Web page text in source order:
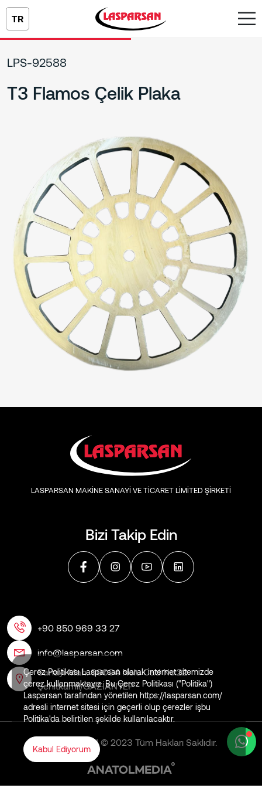
TR
LPS-92588
T3 Flamos Çelik Plaka
Bizi Takip Edin
LASPARSAN MAKİNE SANAYİ VE TİCARET LİMİTED ŞİRKETİ
+90 850 969 33 27
info@lasparsan.com
Sanayi Mah. 60004 Nolu Cad No:22
Şehitkamil/GAZİANTEP
LASPARSAN © 2023 Tüm Hakları Saklıdır.
Çerez Politikası Lasparsan olarak internet sitemizde
çerez kullanmaktayız. Bu Çerez Politikası ("Politika")
Lasparsan tarafından yönetilen https://lasparsan.com/
adresli internet sitesi için geçerli olup çerezler işbu
Politika'da belirtilen şekilde kullanılacaktır.
Kabul Ediyorum